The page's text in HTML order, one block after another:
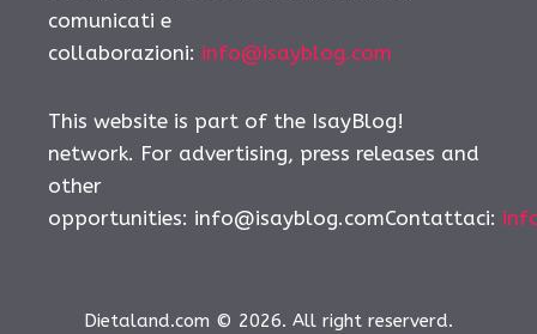
comunicati e
collaborazioni: info@isayblog.com
This website is part of the IsayBlog!
network. For advertising, press releases and
other
opportunities: info@isayblog.comContattaci:
Dietaland.com © 2026. All right reserverd.